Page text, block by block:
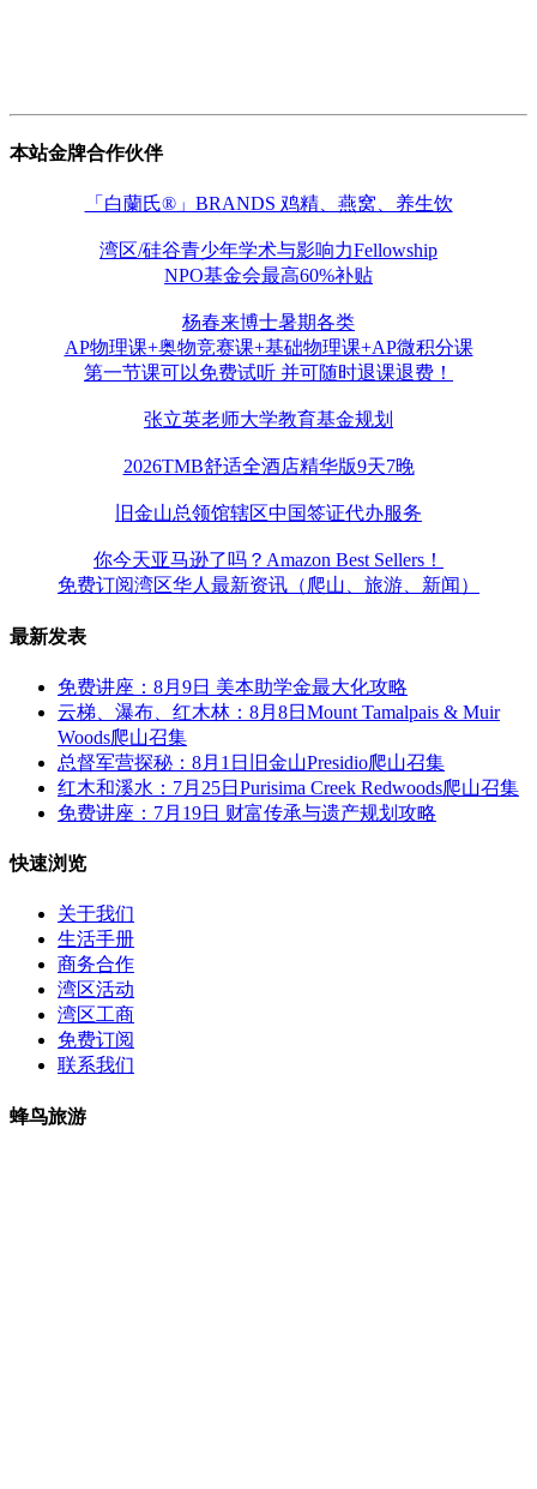
本站金牌合作伙伴
「白蘭氏®」BRANDS 鸡精、燕窝、养生饮
湾区/硅谷青少年学术与影响力Fellowship
NPO基金会最高60%补贴
杨春来博士暑期各类
AP物理课+奥物竞赛课+基础物理课+AP微积分课
第一节课可以免费试听 并可随时退课退费！
张立英老师大学教育基金规划
2026TMB舒适全酒店精华版9天7晚
旧金山总领馆辖区中国签证代办服务
你今天亚马逊了吗？Amazon Best Sellers！
免费订阅湾区华人最新资讯（爬山、旅游、新闻）
最新发表
免费讲座：8月9日 美本助学金最大化攻略
云梯、瀑布、红木林：8月8日Mount Tamalpais & Muir
Woods爬山召集
总督军营探秘：8月1日旧金山Presidio爬山召集
红木和溪水：7月25日Purisima Creek Redwoods爬山召集
免费讲座：7月19日 财富传承与遗产规划攻略
快速浏览
关于我们
生活手册
商务合作
湾区活动
湾区工商
免费订阅
联系我们
蜂鸟旅游